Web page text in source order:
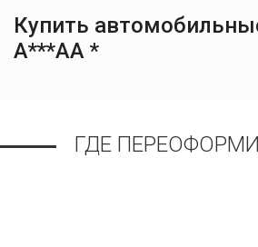
Купить
А***АА *
ГДЕ